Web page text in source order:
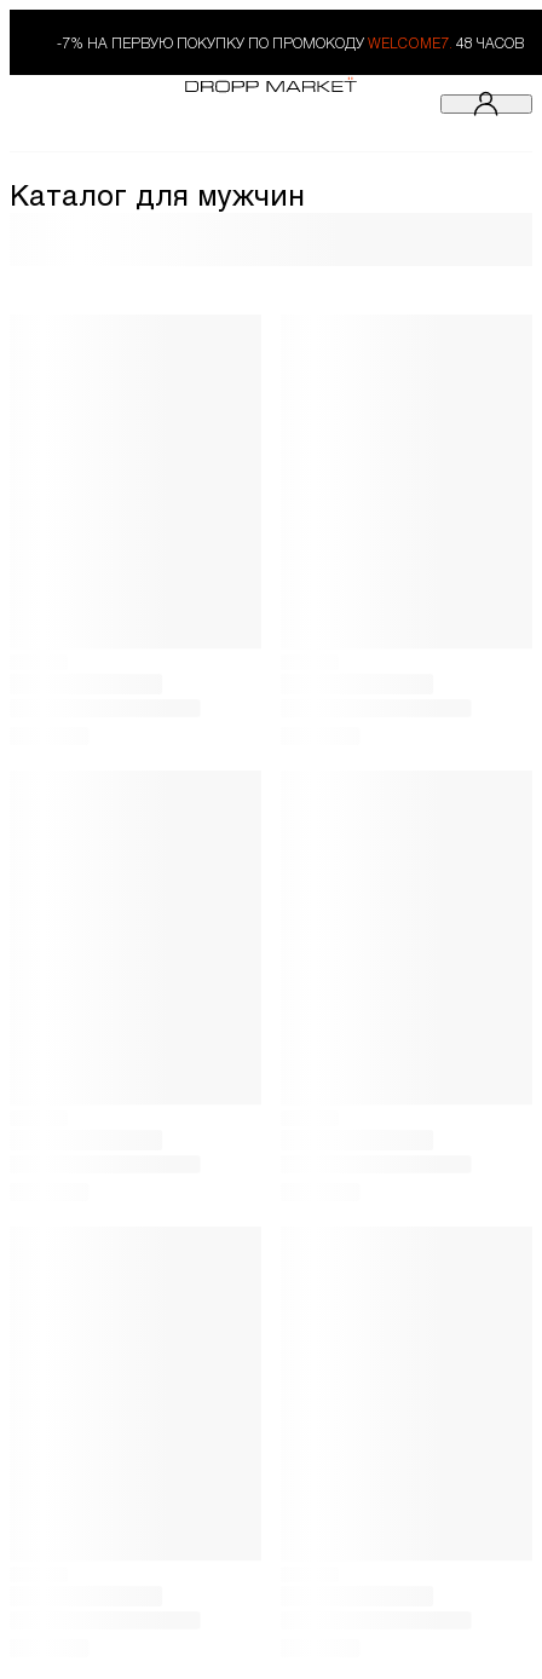
-7% НА ПЕРВУЮ ПОКУПКУ ПО ПРОМОКОДУ WELCOME7. 48 ЧАСОВ
Каталог для мужчин